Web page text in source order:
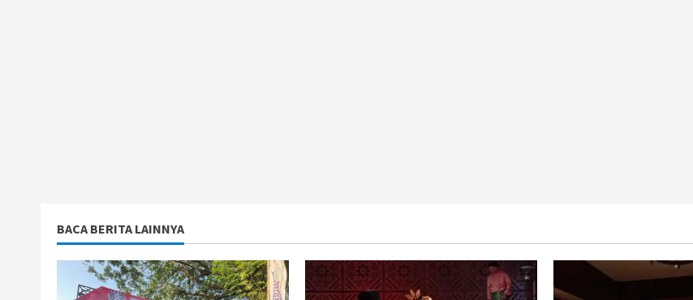
BACA BERITA LAINNYA